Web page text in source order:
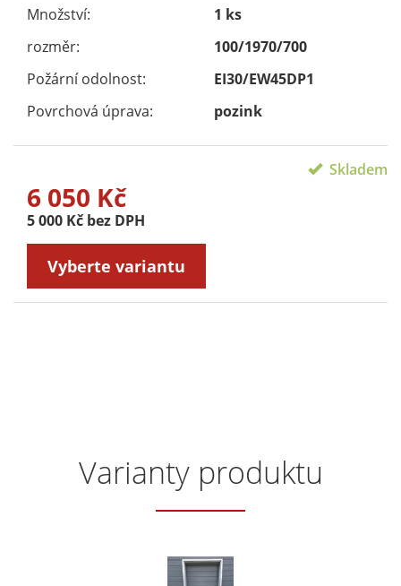
Množství:
1 ks
rozměr:
100/1970/700
Požární odolnost:
EI30/EW45DP1
Povrchová úprava:
pozink
Skladem
6 050 Kč
5 000 Kč bez DPH
Vyberte variantu
Varianty produktu